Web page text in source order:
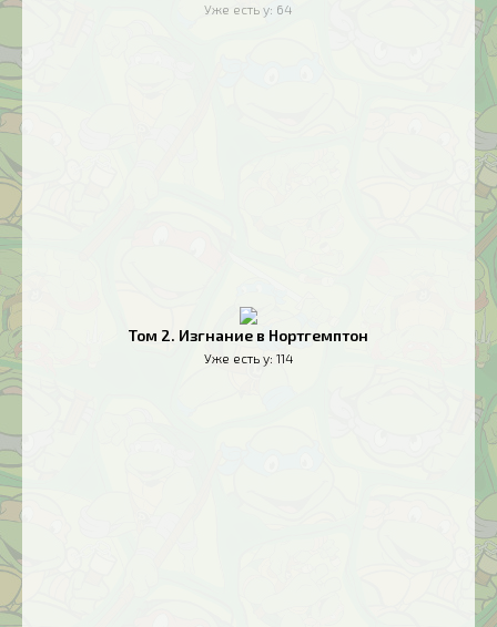
Уже есть у: 64
Том 2. Изгнание в Нортгемптон
Уже есть у: 114